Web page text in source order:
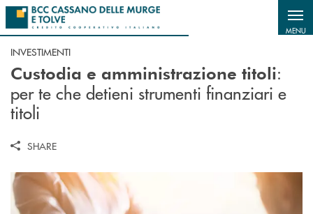
Salta al contenuto principale
MENU
INVESTIMENTI
Custodia e amministrazione titoli:
per te che detieni strumenti finanziari e
titoli
SHARE